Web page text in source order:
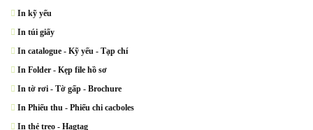
In kỹ yếu
In túi giấy
In catalogue - Kỹ yếu - Tạp chí
In Folder - Kẹp file hồ sơ
In tờ rơi - Tờ gấp - Brochure
In Phiếu thu - Phiếu chi cacboles
In thẻ treo - Hagtag